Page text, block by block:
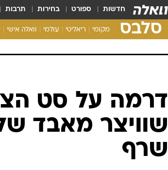
חדשות ספורט בחירות תרבות
סלבס מקומי ריאליטי עולמי וואלה אישי
דרמה על סט
שוויצר מאבד
שרף